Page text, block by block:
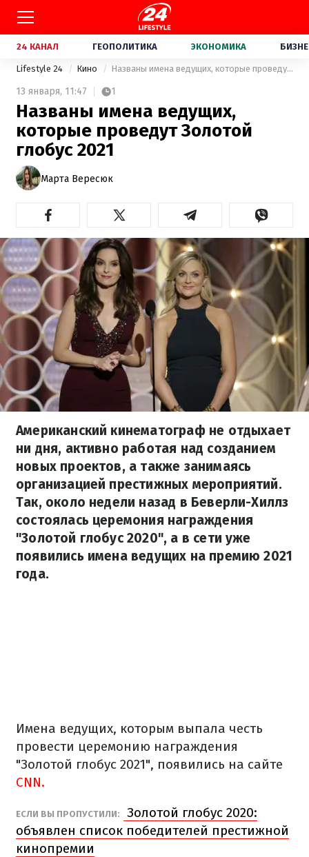
24 КАНАЛ ГЕОПОЛИТИКА ЭКОНОМИКА
Lifestyle 24 Кино Названы имена ведущих, которые проведут Золотой глобус 2021
13 января, 11:47 1
Названы имена ведущих,
которые проведут Золотой
глобус 2021
Марта Вересюк
Американский кинематограф не отдыхает
ни дня, активно работая над созданием
новых проектов, а также занимаясь
организацией престижных мероприятий.
Так, около недели назад в Беверли-Хиллз
состоялась церемония награждения
"Золотой глобус 2020", а в сети уже
появились имена ведущих на премию 2021
года.
Имена ведущих, которым выпала честь
провести церемонию награждения
"Золотой глобус 2021", появились на сайте
CNN.
ЕСЛИ ВЫ ПРОПУСТИЛИ:
Золотой глобус 2020:
объявлен список победителей престижной
кинопремии